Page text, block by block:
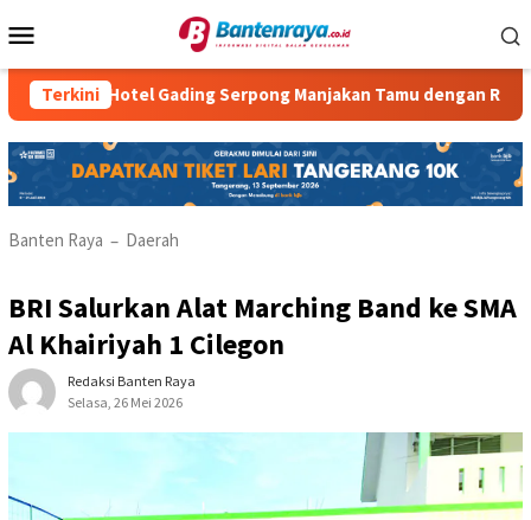
ke
Mobile
Terkini
Hotel Gading Serpong Manjakan Tamu dengan Robot Waiter
Banten Raya – Daerah
BRI Salurkan Alat Marching Band ke SMA
Al Khairiyah 1 Cilegon
Redaksi Banten Raya
Selasa, 26 Mei 2026